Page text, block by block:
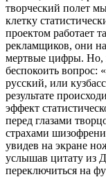
творческий полет
клетку
проектом работает
рекламщиков, они
мертвые цифры. Но,
беспокоить вопрос:
русский, или
результате
эффект
перед глазами
страхами
увидев на экране
услышав цитату из
переключиться на